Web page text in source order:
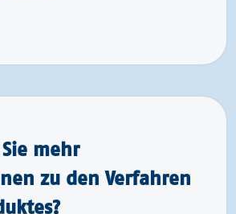
mehr
zu den Verfahren